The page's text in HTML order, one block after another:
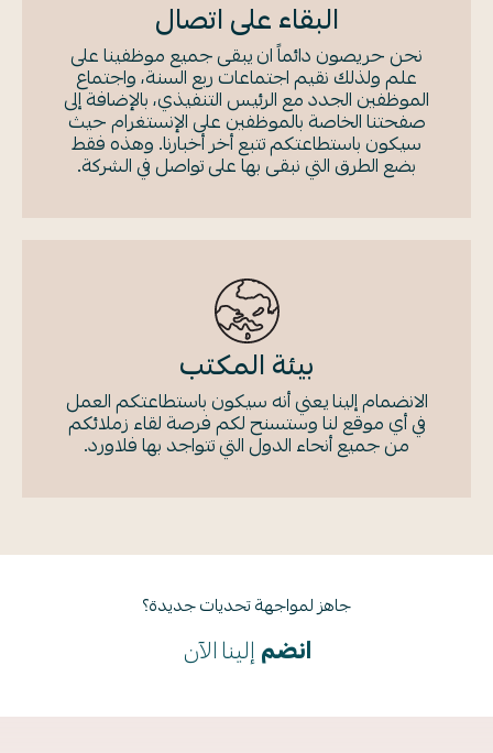
البقاء على اتصال
نحن حريصون دائماً ان يبقى جميع موظفينا على
علم ولذلك نقيم اجتماعات ربع السنة، واجتماع
الموظفين الجدد مع الرئيس التنفيذي، بالإضافة إلى
صفحتنا الخاصة بالموظفين على الإنستغرام حيث
سيكون باستطاعتكم تتبع أخر أخبارنا. وهذه فقط
بضع الطرق التي نبقى بها على تواصل في الشركة.
بيئة المكتب
الانضمام إلينا يعني أنه سيكون باستطاعتكم العمل
في أي موقع لنا وستسنح لكم فرصة لقاء زملائكم
من جميع أنحاء الدول التي تتواجد بها فلاورد.
جاهز لمواجهة تحديات جديدة؟
انضمإلينا الآن